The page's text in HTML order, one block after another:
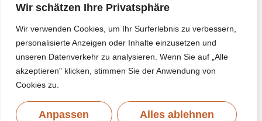
Wir schätzen Ihre Privatsphäre
Wir verwenden Cookies, um Ihr Surferlebnis zu verbessern,
personalisierte Anzeigen oder Inhalte einzusetzen und
unseren Datenverkehr zu analysieren. Wenn Sie auf „Alle
akzeptieren" klicken, stimmen Sie der Anwendung von
Cookies zu.
Anpassen Alles ablehnen